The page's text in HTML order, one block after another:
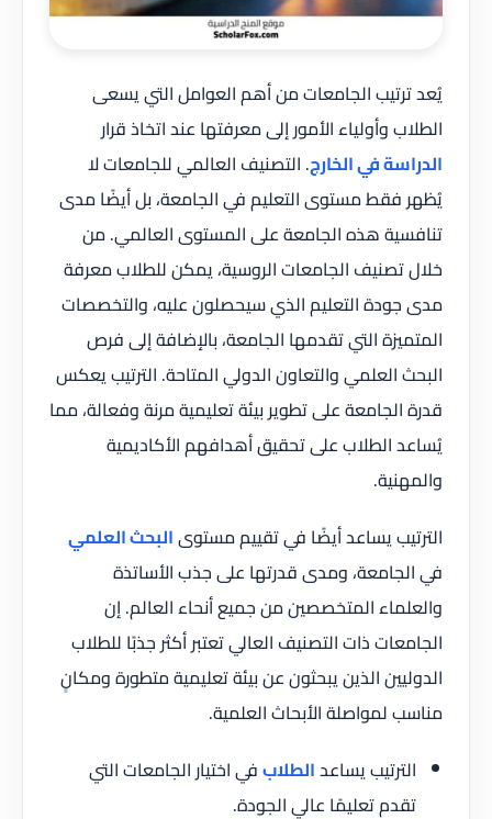
يُعد ترتيب الجامعات من أهم العوامل التي يسعى
الطلاب وأولياء الأمور إلى معرفتها عند اتخاذ قرار
الدراسة في الخارج. التصنيف العالمي للجامعات لا
يُظهر فقط مستوى التعليم في الجامعة، بل أيضًا مدى
تنافسية هذه الجامعة على المستوى العالمي. من
خلال تصنيف الجامعات الروسية، يمكن للطلاب معرفة
مدى جودة التعليم الذي سيحصلون عليه، والتخصصات
المتميزة التي تقدمها الجامعة، بالإضافة إلى فرص
البحث العلمي والتعاون الدولي المتاحة. الترتيب يعكس
قدرة الجامعة على تطوير بيئة تعليمية مرنة وفعالة، مما
يُساعد الطلاب على تحقيق أهدافهم الأكاديمية
والمهنية.
الترتيب يساعد أيضًا في تقييم مستوىالبحث العلمي
في الجامعة، ومدى قدرتها على جذب الأساتذة
والعلماء المتخصصين من جميع أنحاء العالم. إن
الجامعات ذات التصنيف العالي تعتبر أكثر جذبًا للطلاب
الدوليين الذين يبحثون عن بيئة تعليمية متطورة ومكانٍ
مناسب لمواصلة الأبحاث العلمية.
الترتيب يساعدالطلابفي اختيار الجامعات التي
تقدم تعليمًا عالي الجودة.